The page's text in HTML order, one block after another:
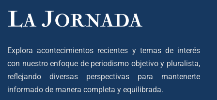
Explora acontecimientos recientes y temas de interés
con nuestro enfoque de periodismo objetivo y pluralista,
reflejando diversas perspectivas para mantenerte
informado de manera completa y equilibrada.